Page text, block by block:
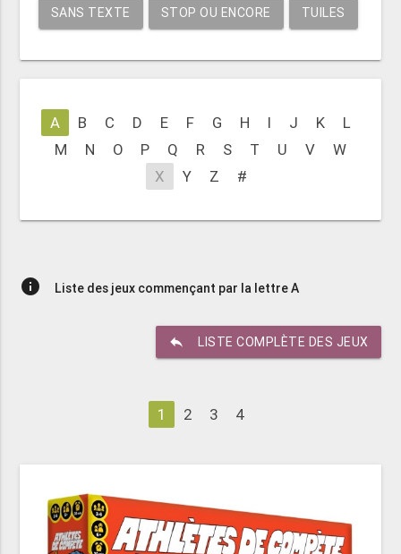
SANS TEXTE STOP OU ENCORE TUILES
A B C D E F G H I J K
L
M
N O P Q R S T U V
W
X
Y Z #
info Liste des jeux commençant par la lettre A
reply LISTE COMPLÈTE DES JEUX
1 2 3 4